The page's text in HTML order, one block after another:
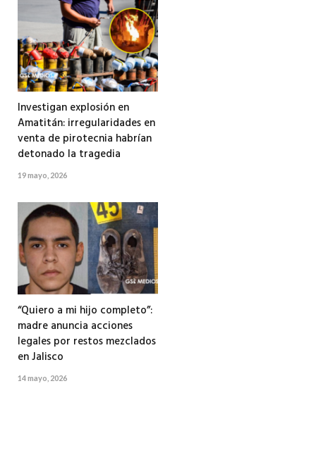
Investigan explosión en
Amatitán: irregularidades en
venta de pirotecnia habrían
detonado la tragedia
19 mayo, 2026
“Quiero a mi hijo completo”:
madre anuncia acciones
legales por restos mezclados
en Jalisco
14 mayo, 2026